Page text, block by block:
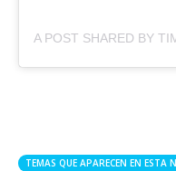
TEMAS QUE APARECEN EN ESTA